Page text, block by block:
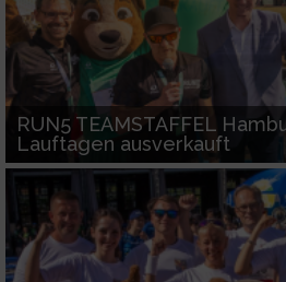
RUN5 TEAMSTAFFEL
Lauftagen ausverkauft